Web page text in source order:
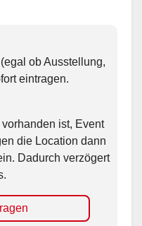
ob Ausstellung,
eintragen.
ist, Event
die Location dann
Dadurch verzögert